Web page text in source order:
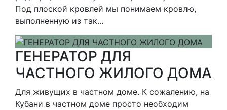
Под плоской кровлей мы понимаем кровлю,
выполненную из так...
ГЕНЕРАТОР ДЛЯ
ЧАСТНОГО ЖИЛОГО ДОМА
Для живущих в частном доме. К сожалению, на
Кубани в частном доме просто необходим